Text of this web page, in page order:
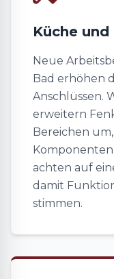
Küche
Neue
Bad erhöhen
Anschlüssen.
erweitern
Bereichen
achten auf
damit
stimmen.